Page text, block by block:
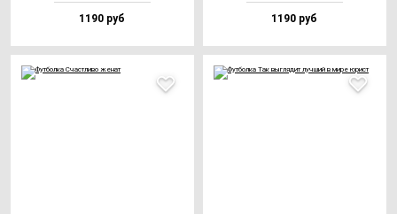
1190 руб 1190 руб